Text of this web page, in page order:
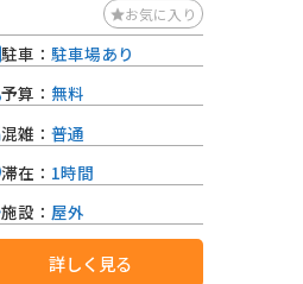
お気に入り
駐車： 駐車場あり
予算： 無料
混雑： 普通
滞在： 1時間
施設： 屋外
詳しく見る